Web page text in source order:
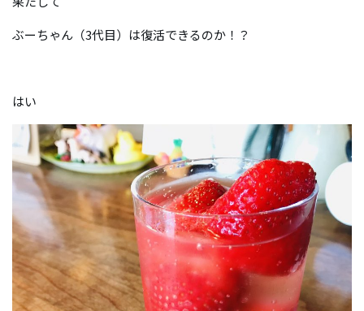
ぶーちゃん（3代目）は復活できるのか！？
はい